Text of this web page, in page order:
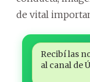
de vital
Recibí las
al canal de